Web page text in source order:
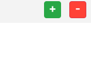
+ -